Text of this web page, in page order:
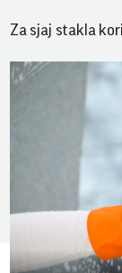
Za sjaj stakla